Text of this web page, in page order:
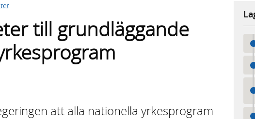
till grundläggande
att alla nationella yrkesprogram